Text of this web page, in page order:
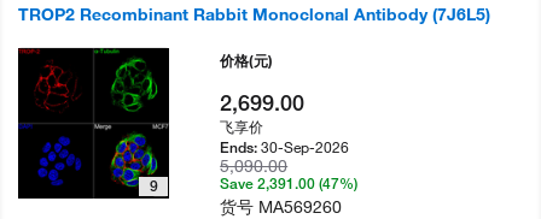
TROP2 Recombinant Rabbit Monoclonal Antibody (7J6L5)
9
价格(元)
2,699.00
飞享价
Ends:30-Sep-2026
5,090.00
Save 2,391.00 (47%)
货号 MA569260